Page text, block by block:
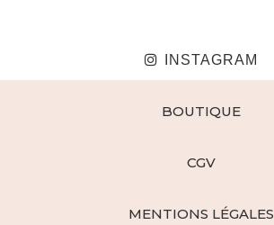
INSTAGRAM
BOUTIQUE
CGV
MENTIONS LÉGALES